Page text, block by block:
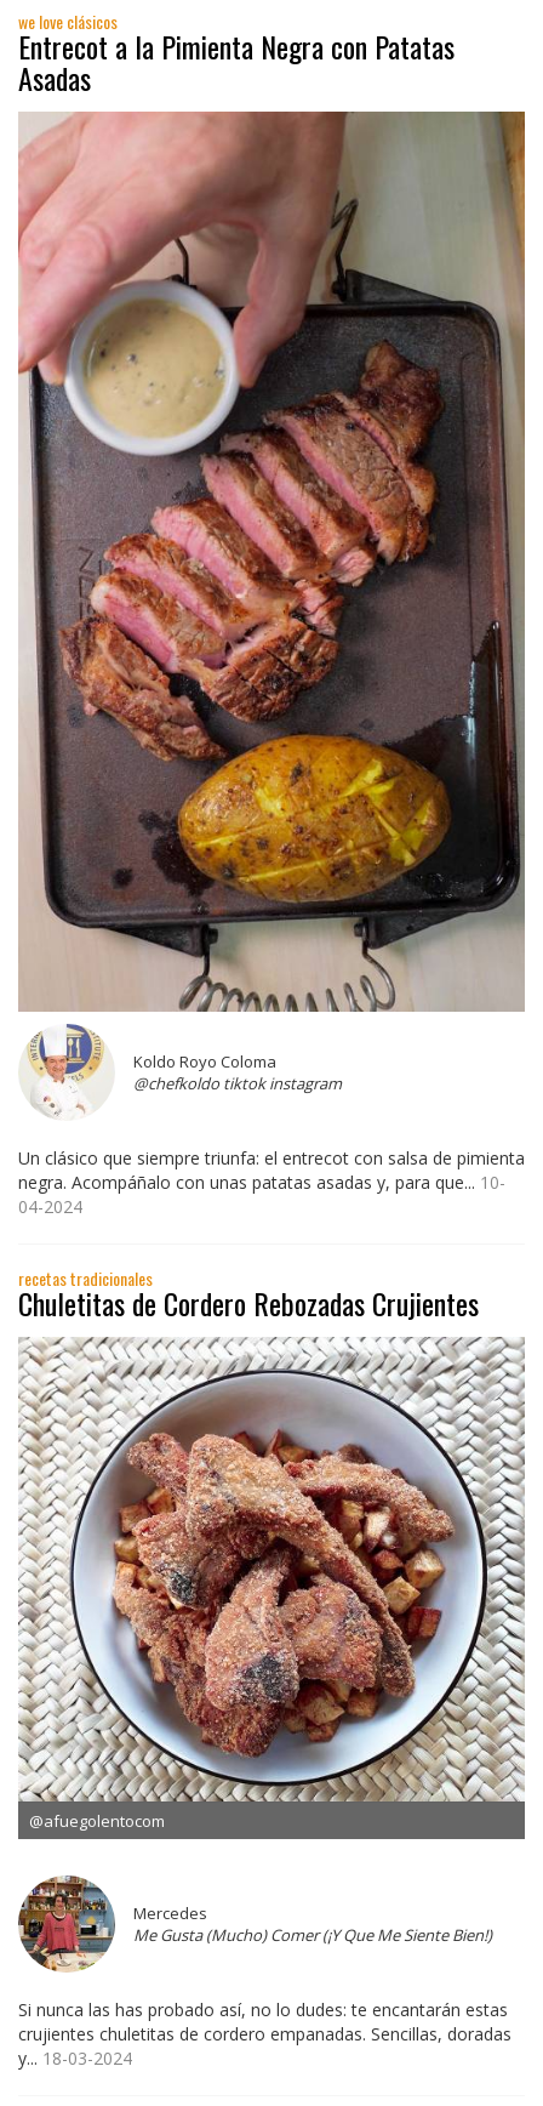
we love clásicos
Entrecot a la Pimienta Negra con Patatas
Asadas
Koldo Royo Coloma
@chefkoldo tiktok instagram
Un clásico que siempre triunfa: el entrecot con salsa de pimienta
negra. Acompáñalo con unas patatas asadas y, para que... 10-
04-2024
recetas tradicionales
Chuletitas de Cordero Rebozadas Crujientes
@afuegolentocom
Mercedes
Me Gusta (Mucho) Comer (¡Y Que Me Siente Bien!)
Si nunca las has probado así, no lo dudes: te encantarán estas
crujientes chuletitas de cordero empanadas. Sencillas, doradas
y... 18-03-2024